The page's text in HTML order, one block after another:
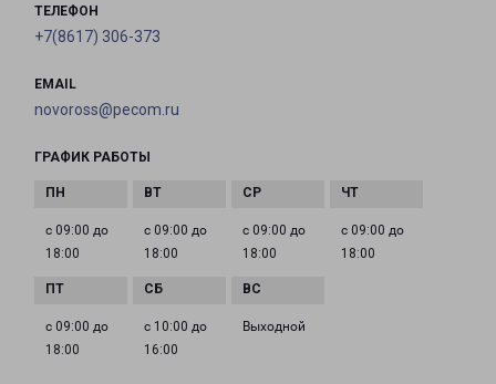
ТЕЛЕФОН
+7(8617) 306-373
EMAIL
novoross@pecom.ru
ГРАФИК РАБОТЫ
с 09:00 до
18:00
с 09:00 до
18:00
с 09:00 до
18:00
с 09:00 до
18:00
с 09:00 до
18:00
с 10:00 до
16:00
Выходной